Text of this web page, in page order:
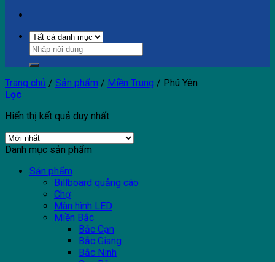
Trang chủ / Sản phẩm / Miền Trung / Phú Yên
Lọc
Hiển thị kết quả duy nhất
Danh mục sản phẩm
Sản phẩm
Billboard quảng cáo
Chợ
Màn hình LED
Miền Bắc
Bắc Cạn
Bắc Giang
Bắc Ninh